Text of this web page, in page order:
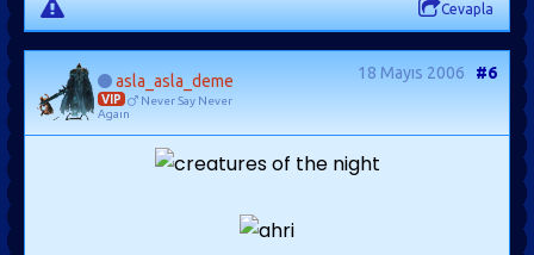
Cevapla
asla_asla_deme
VIP
Never Say Never
Agaın
18 Mayıs 2006 #6